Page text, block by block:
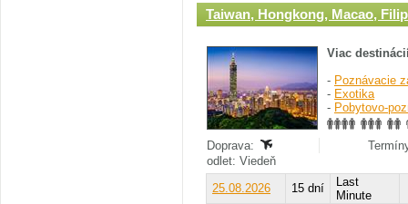
Taiwan, Hongkong, Macao,
Viac
- Poznávacie
- Exotika
- Pobytovo-
Doprava:
odlet: Viedeň
25.08.2026
15 dní
Last
Minute